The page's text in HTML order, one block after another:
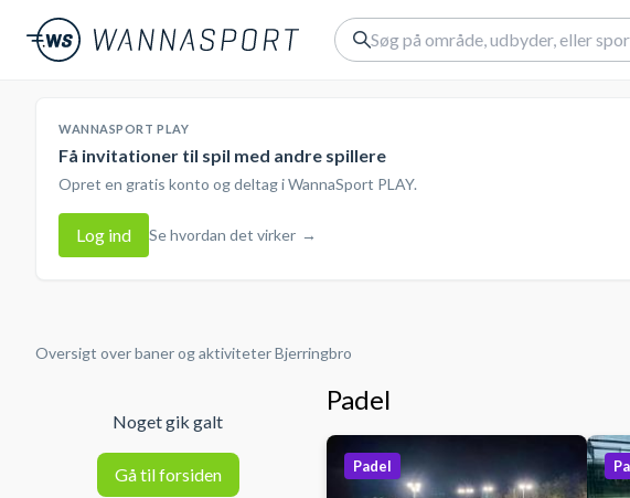
WANNASPORT PLAY
Få invitationer til spil med andre spillere
Opret en gratis konto og deltag i WannaSport PLAY.
Log ind Se hvordan det virker →
Oversigt over baner og aktiviteterBjerringbro
Noget gik galt
Gå til forsiden
Padel
Padel